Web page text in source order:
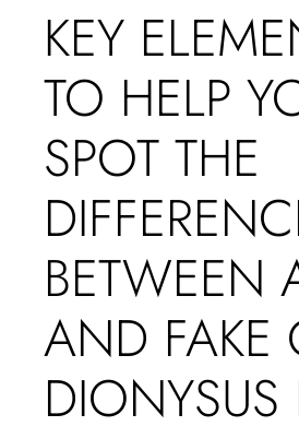
KEY
TO HELP
SPOT THE
BETWEEN
AND FAKE
DIONYSUS